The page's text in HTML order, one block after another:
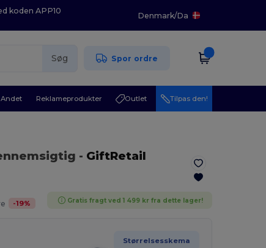
koden APP10
Denmark/Da
Søg Spor ordre
Andet Reklameprodukter Outlet Tilpas den!
- GiftRetail
-19% Gratis fragt ved 1 499 kr fra dette lager!
Størrelsesskema